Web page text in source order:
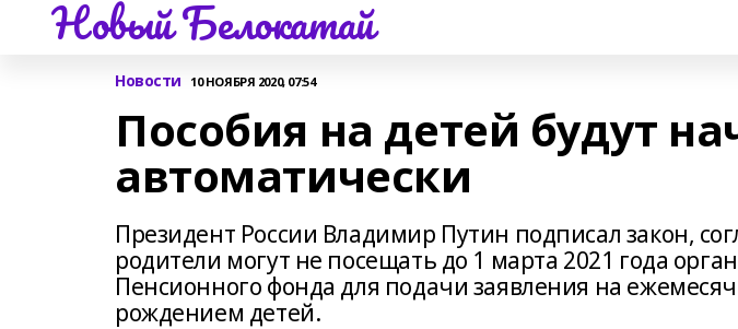
Новый Белокатай
Новости 10 НОЯБРЯ 2020, 07:54
Пособия на детей будут
автоматически
Президент России Владимир Путин подписал закон,
родители могут не посещать до 1 марта 2021 года
Пенсионного фонда для подачи заявления на
рождением детей.